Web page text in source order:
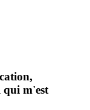
qui m'est